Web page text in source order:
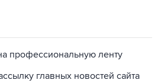
профессиональную ленту
главных новостей сайта